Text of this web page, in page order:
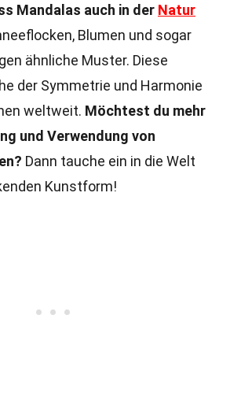
Mandalas auch in der Natur
Blumen und sogar
ähnliche Muster. Diese
der Symmetrie und Harmonie
weltweit. Möchtest du mehr
und Verwendung von
Dann tauche ein in die Welt
Kunstform!